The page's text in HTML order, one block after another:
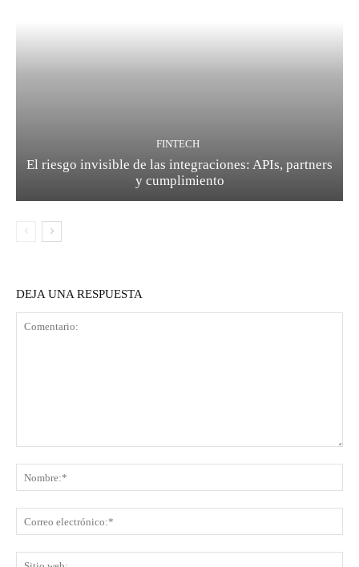
FINTECH
El riesgo invisible de las integraciones: APIs, partners
y cumplimiento
DEJA UNA RESPUESTA